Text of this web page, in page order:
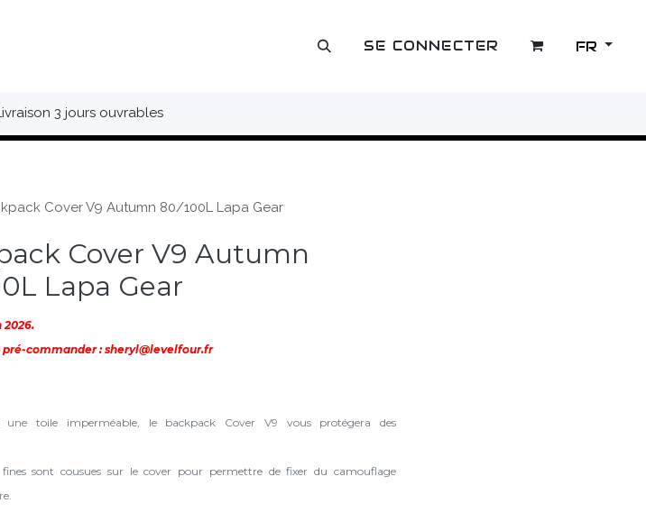
OUTLET SE CONNECTER FR
3 jours ouvrables
Cover V9 Autumn 80/100L Lapa Gear
Cover V9 Autumn
Lapa Gear
2026.
pré-commander : sheryl@levelfour.fr
une toile imperméable, le backpack Cover V9 vous protégera des
fines sont cousues sur le cover pour permettre de fixer du camouflage